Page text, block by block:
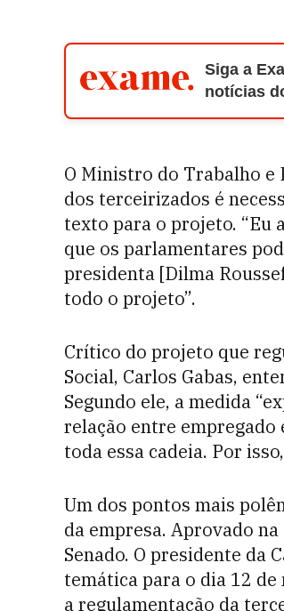
Siga a
notícias
O Ministro do Trabalho e
dos terceirizados é
texto para o projeto. “Eu
que os parlamentares
presidenta [Dilma
todo o projeto”.
Crítico do projeto que
Social, Carlos Gabas,
Segundo ele, a medida
relação entre
toda essa cadeia. Por
Um dos pontos mais
da empresa. Aprovado
Senado. O presidente da
temática para o dia 12
a regulamentação da